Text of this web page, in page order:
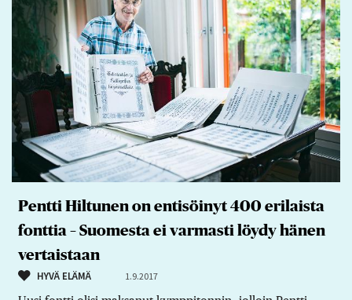
Pentti Hiltunen on entisöinyt 400 erilaista
fonttia – Suomesta ei varmasti löydy hänen
vertaistaan
HYVÄ ELÄMÄ 1.9.2017